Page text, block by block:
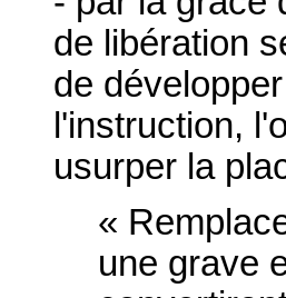
de libération
de
l'instruction,
usurper la
«
une grave